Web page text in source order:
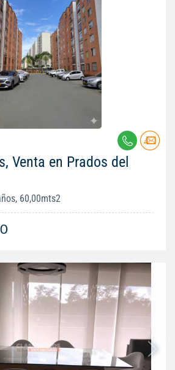
Venta en Prados del
60,00mts2